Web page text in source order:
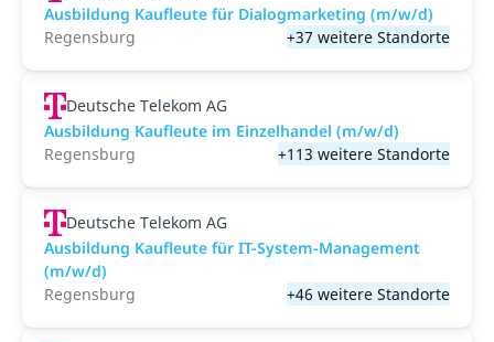
Ausbildung Kaufleute für Dialogmarketing (m/w/d)
Regensburg
+37 weitere Standorte
Deutsche Telekom AG
Ausbildung Kaufleute im Einzelhandel (m/w/d)
Regensburg
+113 weitere Standorte
Deutsche Telekom AG
Ausbildung Kaufleute für IT-System-Management
(m/w/d)
Regensburg
+46 weitere Standorte